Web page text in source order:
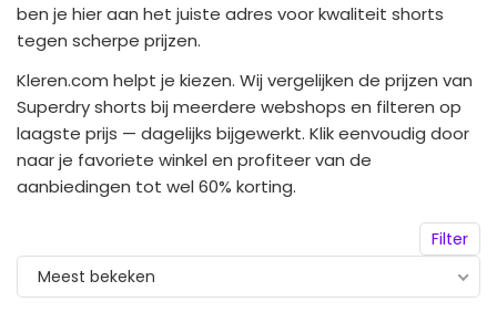
ben je hier aan het juiste adres voor kwaliteit shorts
tegen scherpe prijzen.
Kleren.com helpt je kiezen. Wij vergelijken de prijzen van
Superdry shorts bij meerdere webshops en filteren op
laagste prijs — dagelijks bijgewerkt. Klik eenvoudig door
naar je favoriete winkel en profiteer van de
aanbiedingen tot wel 60% korting.
Filter
Meest bekeken